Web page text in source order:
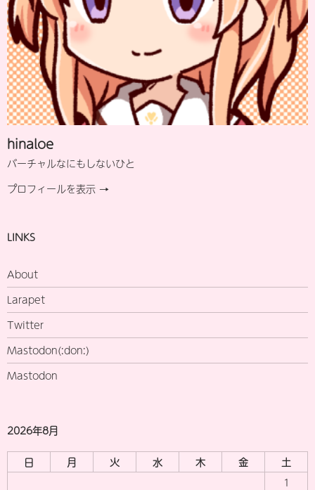
hinaloe
バーチャルなにもしないひと
プロフィールを表示 →
LINKS
About
Larapet
Twitter
Mastodon(:don:)
Mastodon
2026年8月
日 月 火 水 木 金
土
1